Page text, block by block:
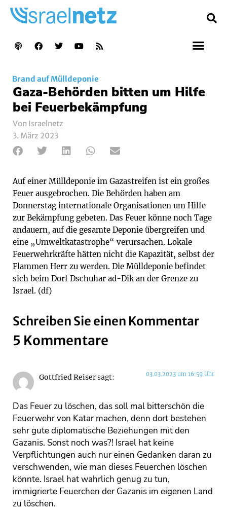
Brand auf Mülldeponie
Gaza-Behörden bitten um Hilfe
bei Feuerbekämpfung
Von Israelnetz
3. März 2023
Auf einer Mülldeponie im Gazastreifen ist ein großes
Feuer ausgebrochen. Die Behörden haben am
Donnerstag internationale Organisationen um Hilfe
zur Bekämpfung gebeten. Das Feuer könne noch Tage
andauern, auf die gesamte Deponie übergreifen und
eine „Umweltkatastrophe“ verursachen. Lokale
Feuerwehrkräfte hätten nicht die Kapazität, selbst der
Flammen Herr zu werden. Die Mülldeponie befindet
sich beim Dorf Dschuhar ad-Dik an der Grenze zu
Israel. (df)
Schreiben Sie einen Kommentar
5 Kommentare
Gottfried Reisersagt: 03.03.2023 um 16:59 Uhr
Das Feuer zu löschen, das soll mal bitterschön die
Feuerwehr von Katar machen, denn dort bestehen
sehr gute diplomatische Beziehungen mit den
Gazanis. Sonst noch was?! Israel hat keine
Verpflichtungen auch nur einen Gedanken daran zu
verschwenden, wie man dieses Feuerchen löschen
könnte. Israel hat wahrlich genug zu tun,
immigrierte Feuerchen der Gazanis im eigenen Land
zu löschen.